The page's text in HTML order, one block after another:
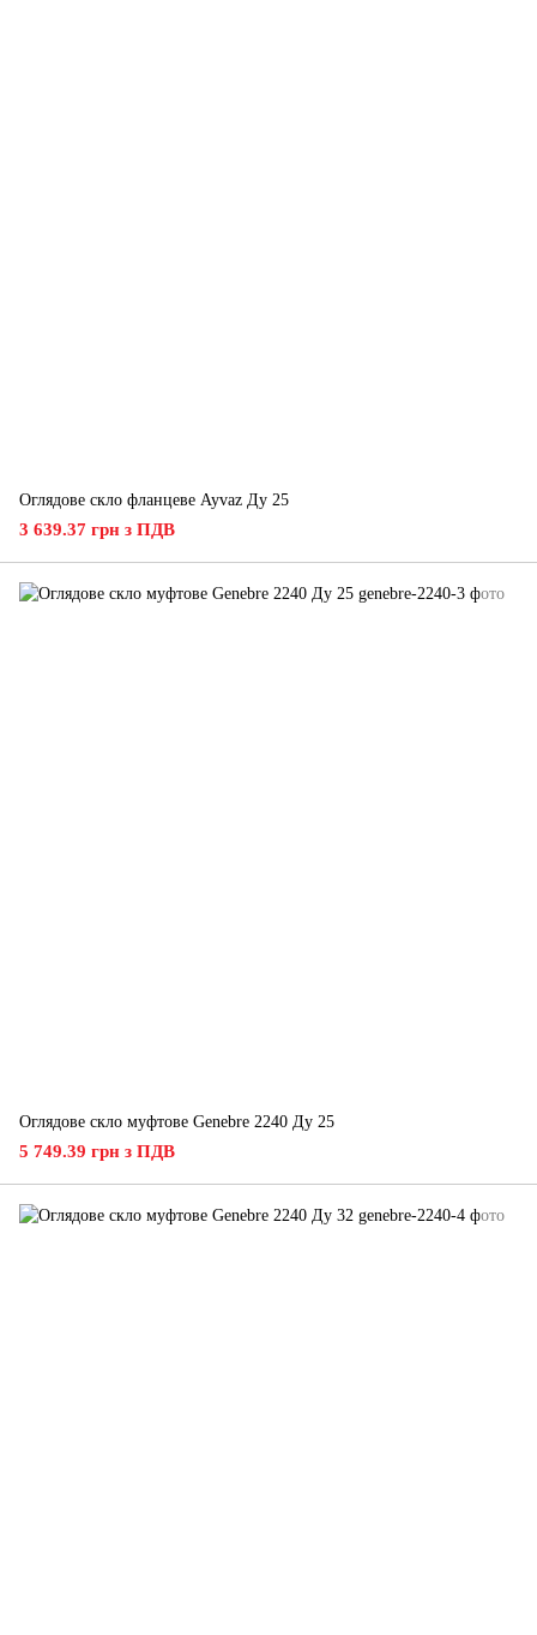
Оглядове скло фланцеве Ayvaz Ду 25
3 639.37 грн з ПДВ
Оглядове скло муфтове Genebre 2240 Ду 25
5 749.39 грн з ПДВ